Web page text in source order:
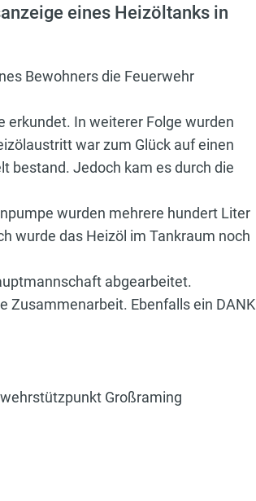
eines Heizöltanks in
Bewohners die Feuerwehr
erkundet. In weiterer Folge wurden
war zum Glück auf einen
bestand. Jedoch kam es durch die
wurden mehrere hundert Liter
wurde das Heizöl im Tankraum noch
abgearbeitet.
Zusammenarbeit. Ebenfalls ein DANK
Großraming